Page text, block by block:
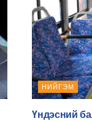
НИЙГЭМ
Үндэсний